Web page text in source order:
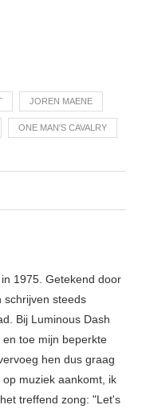
JOREN MAENE
ONE MAN'S CAVALRY
1975. Getekend door
schrijven steeds
Bij Luminous Dash
toe mijn beperkte
hen dus graag
muziek aankomt, ik
treffend zong: "Let's